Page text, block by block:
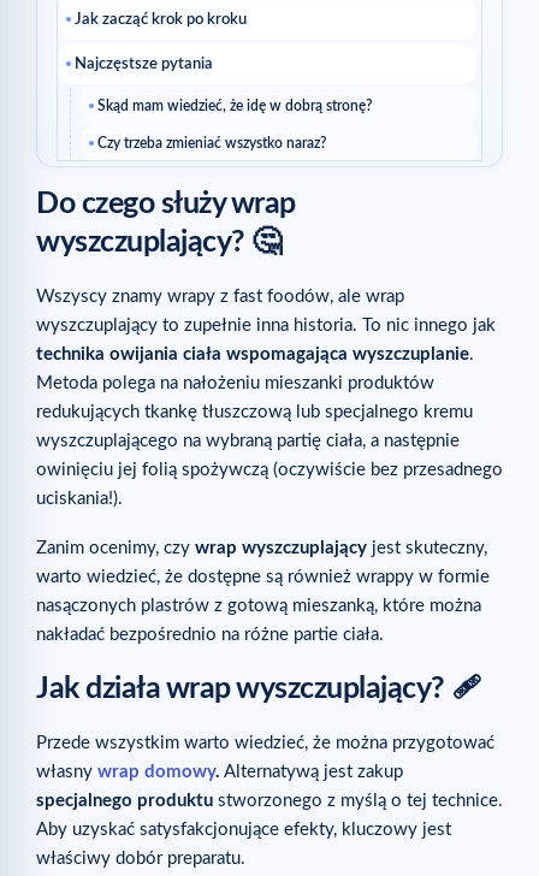
Jak zacząć krok po kroku
Najczęstsze pytania
Skąd mam wiedzieć, że idę w dobrą stronę?
Czy trzeba zmieniać wszystko naraz?
Do czego służy wrap
wyszczuplający? 🤔
Wszyscy znamy wrapy z fast foodów, ale wrap
wyszczuplający to zupełnie inna historia. To nic innego jak
technika owijania ciała wspomagająca wyszczuplanie.
Metoda polega na nałożeniu mieszanki produktów
redukujących tkankę tłuszczową lub specjalnego kremu
wyszczuplającego na wybraną partię ciała, a następnie
owinięciu jej folią spożywczą (oczywiście bez przesadnego
uciskania!).
Zanim ocenimy, czy wrap wyszczuplający jest skuteczny,
warto wiedzieć, że dostępne są również wrappy w formie
nasączonych plastrów z gotową mieszanką, które można
nakładać bezpośrednio na różne partie ciała.
Jak działa wrap wyszczuplający? 🩹
Przede wszystkim warto wiedzieć, że można przygotować
własny wrap domowy. Alternatywą jest zakup
specjalnego produktu stworzonego z myślą o tej technice.
Aby uzyskać satysfakcjonujące efekty, kluczowy jest
właściwy dobór preparatu.